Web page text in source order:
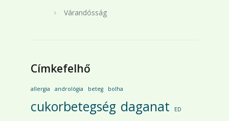
Várandósság
Címkefelhő
allergia andrológia beteg bolha
cukorbetegség daganat ED